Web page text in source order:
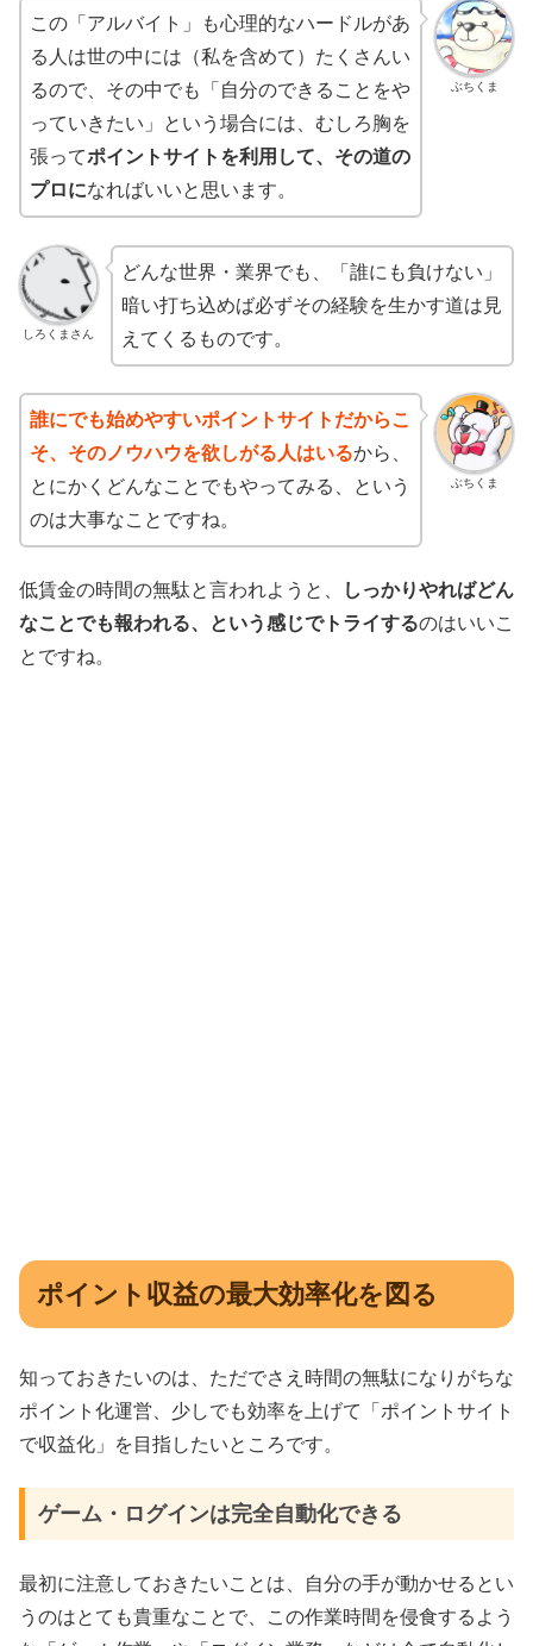
ぶちくま
この「アルバイト」も心理的なハードルがあ
る人は世の中には（私を含めて）たくさんい
るので、その中でも「自分のできることをや
っていきたい」という場合には、むしろ胸を
張ってポイントサイトを利用して、その道の
プロになればいいと思います。
しろくまさん
どんな世界・業界でも、「誰にも負けない」
暗い打ち込めば必ずその経験を生かす道は見
えてくるものです。
ぶちくま
誰にでも始めやすいポイントサイトだからこ
そ、そのノウハウを欲しがる人はいるから、
とにかくどんなことでもやってみる、という
のは大事なことですね。
低賃金の時間の無駄と言われようと、
しっかりやればどん
なことでも報われる、という感じでトライするのはいいこ
とですね。
ポイント収益の最大効率化を図る
知っておきたいのは、ただでさえ時間の無駄になりがちな
ポイント化運営、少しでも効率を上げて「ポイントサイト
で収益化」を目指したいところです。
ゲーム・ログインは完全自動化できる
最初に注意しておきたいことは、自分の手が動かせるとい
うのはとても貴重なことで、この作業時間を侵食するよう